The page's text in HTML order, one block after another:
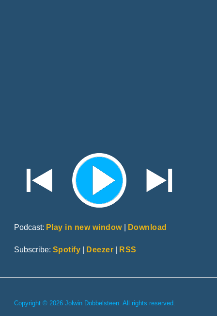
Podcast: Play in new window| Download
Subscribe: Spotify | Deezer | RSS
Copyright © 2026 Jolwin Dobbelsteen. All rights reserved.